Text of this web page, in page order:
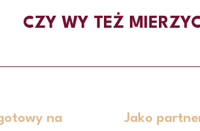
CZY WY TEŻ
na
Jako